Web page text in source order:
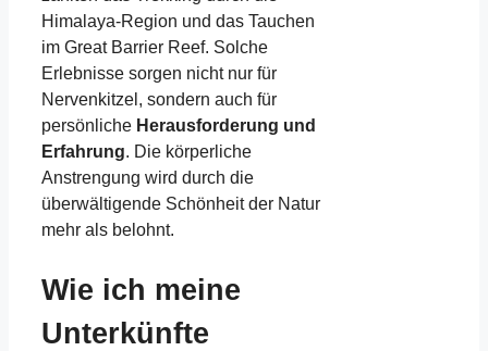
Himalaya-Region und das Tauchen
im Great Barrier Reef. Solche
Erlebnisse sorgen nicht nur für
Nervenkitzel, sondern auch für
persönliche Herausforderung und
Erfahrung. Die körperliche
Anstrengung wird durch die
überwältigende Schönheit der Natur
mehr als belohnt.
Wie ich meine
Unterkünfte